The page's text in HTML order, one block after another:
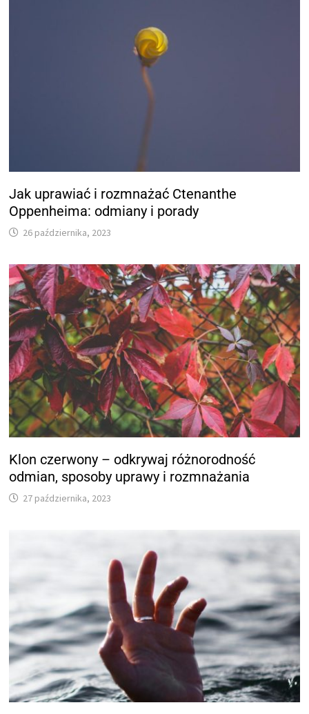
Jak uprawiać i rozmnażać Ctenanthe
Oppenheima: odmiany i porady
26 października, 2023
Klon czerwony – odkrywaj różnorodność
odmian, sposoby uprawy i rozmnażania
27 października, 2023